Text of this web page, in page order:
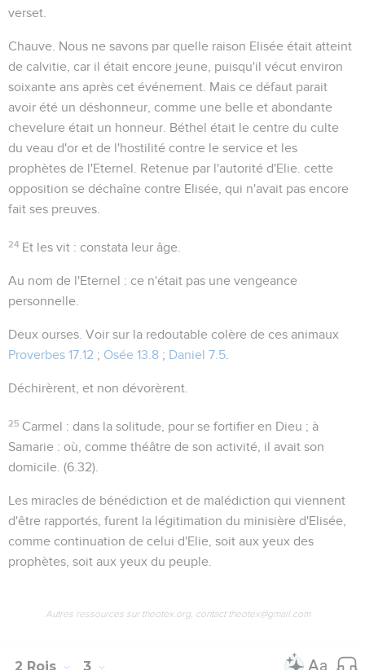
verset.
Chauve . Nous ne savons par quelle raison Elisée était atteint
de calvitie, car il était encore jeune, puisqu'il vécut environ
soixante ans après cet événement. Mais ce défaut parait
avoir été un déshonneur, comme une belle et abondante
chevelure était un honneur. Béthel était le centre du culte
du veau d'or et de l'hostilité contre le service et les
prophètes de l'Eternel. Retenue par l'autorité d'Elie. cette
opposition se déchaîne contre Elisée, qui n'avait pas encore
fait ses preuves.
24 Et les vit : constata leur âge.
Au nom de l'Eternel : ce n'était pas une vengeance
personnelle.
Deux ourses . Voir sur la redoutable colère de ces animaux
Proverbes 17.12 ; Osée 13.8 ; Daniel 7.5
Déchirèrent , et non dévorèrent.
25 Carmel : dans la solitude, pour se fortifier en Dieu ; à
Samarie : où, comme théâtre de son activité, il avait son
domicile. (6.32).
Les miracles de bénédiction et de malédiction qui viennent
d'être rapportés, furent la légitimation du minisière d'Elisée,
comme continuation de celui d'Elie, soit aux yeux des
prophètes, soit aux yeux du peuple.
Autres ressources sur theotex.org, contact theotex@gmail.com
2 Rois 3